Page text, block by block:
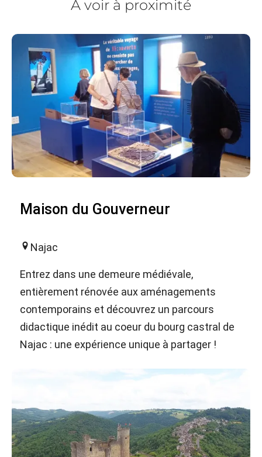
À voir à proximité
Maison du Gouverneur
Najac
Entrez dans une demeure médiévale,
entièrement rénovée aux aménagements
contemporains et découvrez un parcours
didactique inédit au coeur du bourg castral de
Najac : une expérience unique à partager !